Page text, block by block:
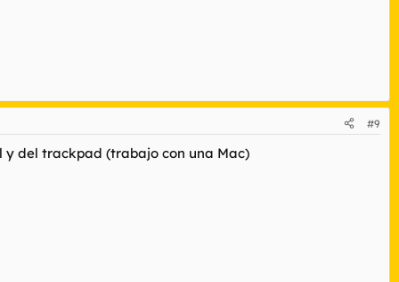
#9
y del trackpad (trabajo con una Mac)